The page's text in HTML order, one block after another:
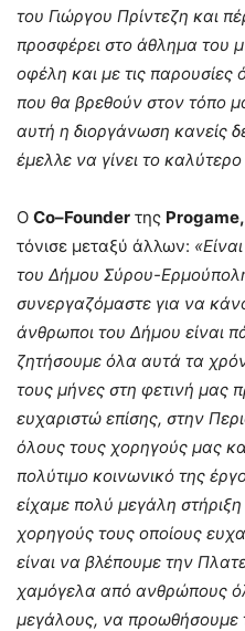
του Γιώργου Πρίντεζη και
προσφέρει στο άθλημα του
οφέλη και με τις
που θα βρεθούν στον τόπο
αυτή η διοργάνωση κανείς
έμελλε να γίνει το
Ο Co–Founder της Progame,
τόνισε μεταξύ άλλων:
του Δήμου Σύρου-
συνεργαζόμαστε για να
άνθρωποι του Δήμου είναι
ζητήσουμε όλα αυτά τα
τους μήνες στη φετινή μας
ευχαριστώ επίσης, στην
όλους τους χορηγούς μας
πολύτιμο κοινωνικό της
είχαμε πολύ μεγάλη
χορηγούς τους οποίους
είναι να βλέπουμε την
χαμόγελα από ανθρώπους
μεγάλους, να προωθήσουμε